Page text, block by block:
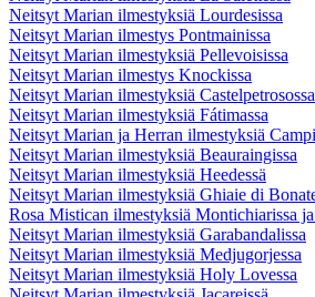
Neitsyt Marian ilmestyksiä Lourdesissa
Neitsyt Marian ilmestys Pontmainissa
Neitsyt Marian ilmestyksiä Pellevoisissa
Neitsyt Marian ilmestys Knockissa
Neitsyt Marian ilmestyksiä Castelpetrosossa
Neitsyt Marian ilmestyksiä Fátimassa
Neitsyt Marian ja Herran ilmestyksiä
Neitsyt Marian ilmestyksiä Beauraingissa
Neitsyt Marian ilmestyksiä Heedessä
Neitsyt Marian ilmestyksiä Ghiaie di
Rosa Mistican ilmestyksiä Montichiarissa ja
Neitsyt Marian ilmestyksiä Garabandalissa
Neitsyt Marian ilmestyksiä Medjugorjessa
Neitsyt Marian ilmestyksiä Holy Lovessa